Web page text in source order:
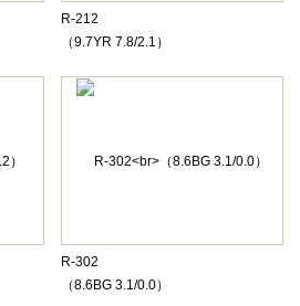
R-212
（9.7YR 7.8/2.1）
R-302
（8.6BG 3.1/0.0）